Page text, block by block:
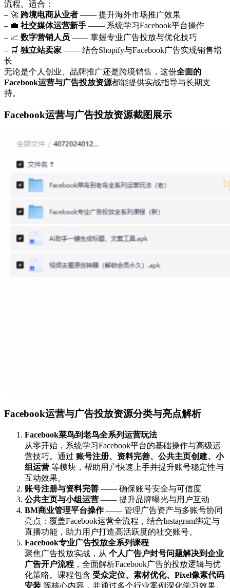
流程。适合：
– 🚀 跨境电商从业者 —— 提升海外市场推广效果
– 💼 社交媒体运营新手 —— 系统学习Facebook平台操作
– 📈 数字营销人员 —— 掌握专业广告投放与优化技巧
– 🛒 独立站卖家 —— 结合Shopify与Facebook广告实现销售增
长
无论是个人创业、品牌推广还是跨境销售，这份全面的
Facebook运营与广告投放资源都能提供实战指导与长期支
持。
Facebook运营与广告投放资源截图展示
Facebook运营与广告投放资源分类与亮点解析
Facebook菜鸟到老鸟全系列运营玩法
从零开始，系统学习Facebook平台的基础操作与高级运
营技巧。通过 账号注册、资料完善、公共主页创建、小
组运营 等模块，帮助用户快速上手并提升账号稳定性与
互动效果。
账号注册与资料完善 —— 确保账号安全与可信度
公共主页与小组运营 —— 提升品牌曝光与用户互动
BM商业管理平台操作—— 管理广告资产与多账号协同
亮点：覆盖Facebook运营全流程，结合Instagram绑定与
直播功能，助力用户打造高活跃度的社交账号。
Facebook专业广告投放全系列课程
聚焦广告投放实战，从 个人广告户封号问题解决到企业
广告开户流程 ，全面解析Facebook广告的投放逻辑与优
化策略。课程包含 受众定位、素材优化、Pixel像素代码
安装 等核心内容，并通过多个行业案例深化学习效果。